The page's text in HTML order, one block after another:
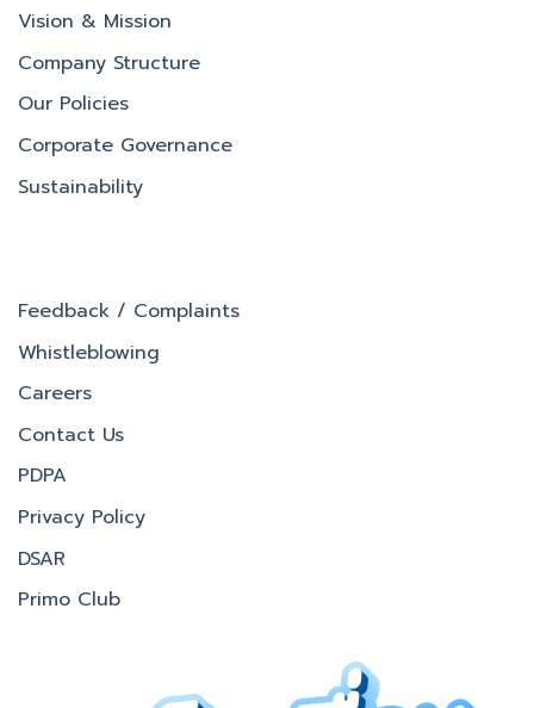
Vision & Mission
Company Structure
Our Policies
Corporate Governance
Sustainability
Feedback / Complaints
Whistleblowing
Careers
Contact Us
PDPA
Privacy Policy
DSAR
Primo Club